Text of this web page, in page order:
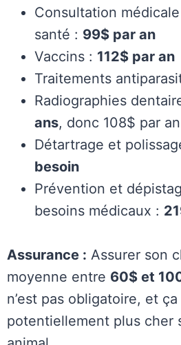
Consultation
santé : 99$ par an
Vaccins : 112$ par an
Traitements
Radiographies
ans, donc 108$ par an
Détartrage et
besoin
Prévention et
besoins médicaux :
Assurance : Assurer son
moyenne entre 60$ et
n’est pas obligatoire, et
potentiellement plus cher